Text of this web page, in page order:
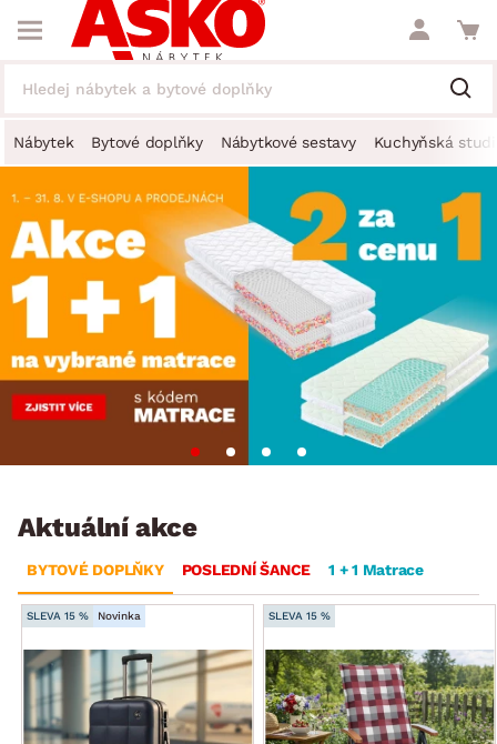
Nábytek Bytové doplňky Nábytkové sestavy Kuchyňská
Aktuální akce
BYTOVÉ DOPLŇKY POSLEDNÍ ŠANCE 1 + 1 Matrace
SLEVA 15 % Novinka SLEVA 15 %